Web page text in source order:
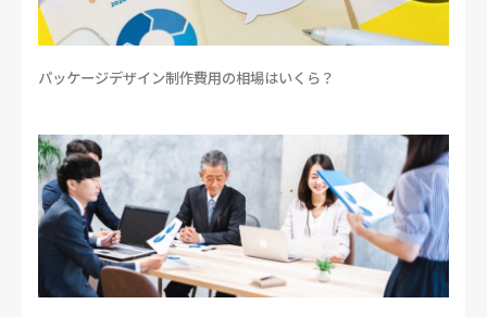
パッケージデザイン制作費用の相場はいくら？